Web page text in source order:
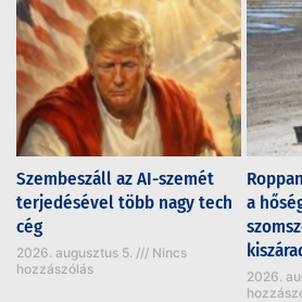
Szembeszáll az AI-szemét
terjedésével több nagy tech
cég
2026. augusztus 5.
Nincs
hozzászólás
a
2026.